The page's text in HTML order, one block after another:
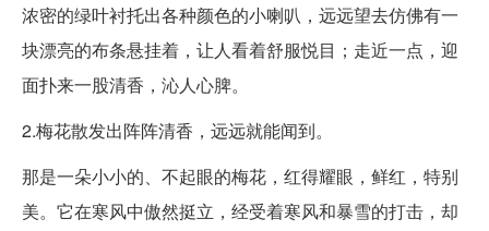
浓密的绿叶衬托出各种颜色的小喇叭，远远望去仿佛有一
块漂亮的布条悬挂着，让人看着舒服悦目；走近一点，迎
面扑来一股清香，沁人心脾。
2.梅花散发出阵阵清香，远远就能闻到。
那是一朵小小的、不起眼的梅花，红得耀眼，鲜红，特别
美。它在寒风中傲然挺立，经受着寒风和暴雪的打击，却